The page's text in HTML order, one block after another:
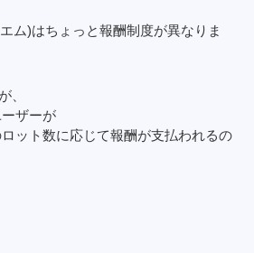
ム)はちょっと報酬制度が異なりま
、
ザーが
ット数に応じて報酬が支払われるの